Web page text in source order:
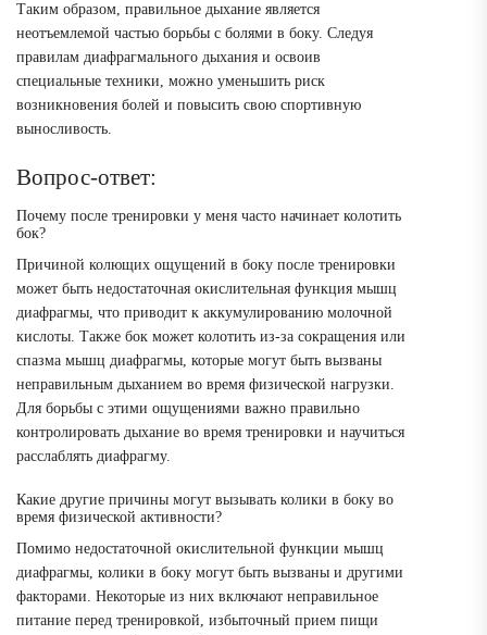
Таким образом, правильное дыхание является
неотъемлемой частью борьбы с болями в боку. Следуя
правилам диафрагмального дыхания и освоив
специальные техники, можно уменьшить риск
возникновения болей и повысить свою спортивную
выносливость.
Вопрос-ответ:
Почему после тренировки у меня часто начинает колотить
бок?
Причиной колющих ощущений в боку после тренировки
может быть недостаточная окислительная функция мышц
диафрагмы, что приводит к аккумулированию молочной
кислоты. Также бок может колотить из-за сокращения или
спазма мышц диафрагмы, которые могут быть вызваны
неправильным дыханием во время физической нагрузки.
Для борьбы с этими ощущениями важно правильно
контролировать дыхание во время тренировки и научиться
расслаблять диафрагму.
Какие другие причины могут вызывать колики в боку во
время физической активности?
Помимо недостаточной окислительной функции мышц
диафрагмы, колики в боку могут быть вызваны и другими
факторами. Некоторые из них включают неправильное
питание перед тренировкой, избыточный прием пищи